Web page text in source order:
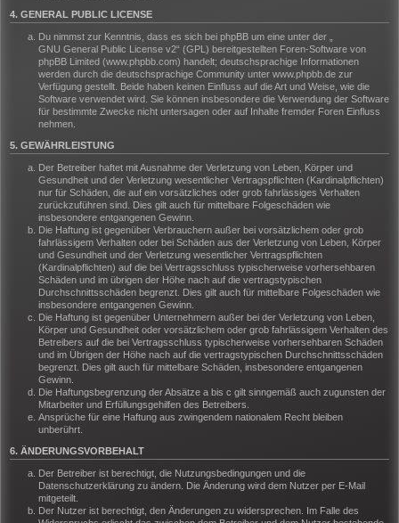
4. GENERAL PUBLIC LICENSE
Du nimmst zur Kenntnis, dass es sich bei phpBB um eine unter der „
GNU General Public License v2“ (GPL) bereitgestellten Foren-Software von
phpBB Limited (www.phpbb.com) handelt; deutschsprachige Informationen
werden durch die deutschsprachige Community unter www.phpbb.de zur
Verfügung gestellt. Beide haben keinen Einfluss auf die Art und Weise, wie die
Software verwendet wird. Sie können insbesondere die Verwendung der Software
für bestimmte Zwecke nicht untersagen oder auf Inhalte fremder Foren Einfluss
nehmen.
5. GEWÄHRLEISTUNG
Der Betreiber haftet mit Ausnahme der Verletzung von Leben, Körper und
Gesundheit und der Verletzung wesentlicher Vertragspflichten (Kardinalpflichten)
nur für Schäden, die auf ein vorsätzliches oder grob fahrlässiges Verhalten
zurückzuführen sind. Dies gilt auch für mittelbare Folgeschäden wie
insbesondere entgangenen Gewinn.
Die Haftung ist gegenüber Verbrauchern außer bei vorsätzlichem oder grob
fahrlässigem Verhalten oder bei Schäden aus der Verletzung von Leben, Körper
und Gesundheit und der Verletzung wesentlicher Vertragspflichten
(Kardinalpflichten) auf die bei Vertragsschluss typischerweise vorhersehbaren
Schäden und im übrigen der Höhe nach auf die vertragstypischen
Durchschnittsschäden begrenzt. Dies gilt auch für mittelbare Folgeschäden wie
insbesondere entgangenen Gewinn.
Die Haftung ist gegenüber Unternehmern außer bei der Verletzung von Leben,
Körper und Gesundheit oder vorsätzlichem oder grob fahrlässigem Verhalten des
Betreibers auf die bei Vertragsschluss typischerweise vorhersehbaren Schäden
und im Übrigen der Höhe nach auf die vertragstypischen Durchschnittsschäden
begrenzt. Dies gilt auch für mittelbare Schäden, insbesondere entgangenen
Gewinn.
Die Haftungsbegrenzung der Absätze a bis c gilt sinngemäß auch zugunsten der
Mitarbeiter und Erfüllungsgehilfen des Betreibers.
Ansprüche für eine Haftung aus zwingendem nationalem Recht bleiben
unberührt.
6. ÄNDERUNGSVORBEHALT
Der Betreiber ist berechtigt, die Nutzungsbedingungen und die
Datenschutzerklärung zu ändern. Die Änderung wird dem Nutzer per E-Mail
mitgeteilt.
Der Nutzer ist berechtigt, den Änderungen zu widersprechen. Im Falle des